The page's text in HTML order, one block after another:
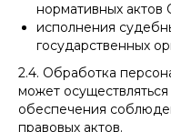
нормативных актов
исполнения
государственных
2.4. Обработка
может
обеспечения
правовых актов.